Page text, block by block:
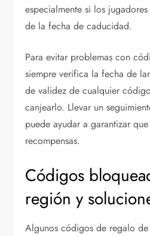
especialmente si los
de la fecha de caducidad.
Para evitar problemas con
siempre verifica la fecha de
de validez de cualquier
canjearlo. Llevar un
puede ayudar a garantizar
recompensas.
Códigos
región y
Algunos códigos de regalo